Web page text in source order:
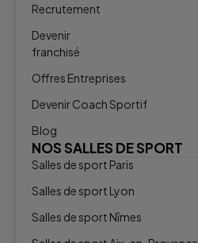
Recrutement
Devenir
franchisé
Offres Entreprises
Devenir Coach Sportif
Blog
NOS SALLES DE SPORT
Salles de sport Paris
Salles de sport Lyon
Salles de sport Nîmes